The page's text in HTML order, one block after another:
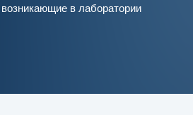
в лаборатории